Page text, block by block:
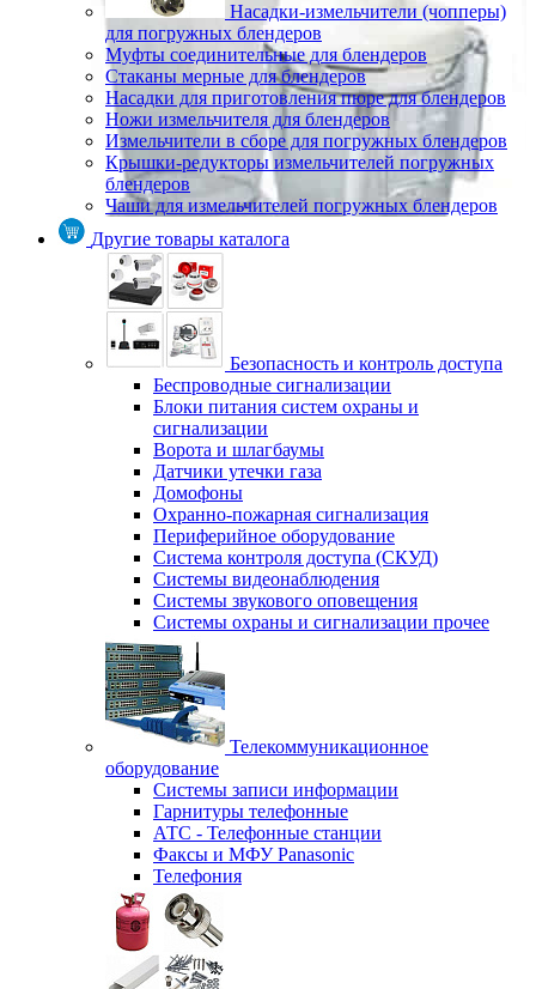
Насадки-измельчители (чопперы)
для погружных блендеров
Муфты соединительные для блендеров
Стаканы мерные для блендеров
Насадки для приготовления пюре для блендеров
Ножи измельчителя для блендеров
Измельчители в сборе для погружных блендеров
Крышки-редукторы измельчителей погружных
блендеров
Чаши для измельчителей погружных блендеров
Другие товары каталога
Безопасность и контроль доступа
Беспроводные сигнализации
Блоки питания систем охраны и
сигнализации
Ворота и шлагбаумы
Датчики утечки газа
Домофоны
Охранно-пожарная сигнализация
Периферийное оборудование
Система контроля доступа (СКУД)
Системы видеонаблюдения
Системы звукового оповещения
Системы охраны и сигнализации прочее
Телекоммуникационное
оборудование
Системы записи информации
Гарнитуры телефонные
АТС - Телефонные станции
Факсы и МФУ Panasonic
Телефония